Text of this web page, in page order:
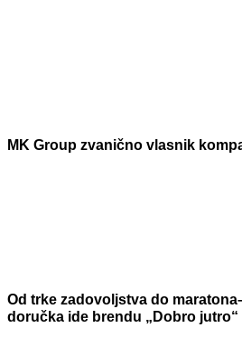
MK Group zvanično vlasnik
Od trke zadovoljstva do
doručka ide brendu „Dobro jutro“